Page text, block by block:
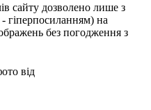
сайту дозволено лише з
гіперпосиланням) на
без погодження з
від